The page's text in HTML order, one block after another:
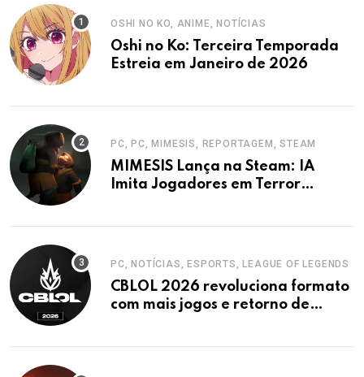
OSHI NO KO, ANIME, NOTÍCIAS
Oshi no Ko: Terceira Temporada
Estreia em Janeiro de 2026
PC, PC, MIMESIS, REPORTAGEM, STEAM
MIMESIS Lança na Steam: IA
Imita Jogadores em Terror
PC, NOTÍCIAS, ESPORTS, LEAGUE OF LEGENDS
CBLOL 2026 revoluciona formato
com mais jogos e retorno de